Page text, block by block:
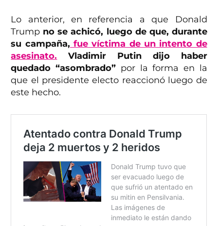
Lo anterior, en referencia a que Donald
Trump no se achicó, luego de que, durante
su campaña, fue víctima de un intento de
asesinato. Vladimir Putin dijo haber
quedado “asombrado” por la forma en la
que el presidente electo reaccionó luego de
este hecho.